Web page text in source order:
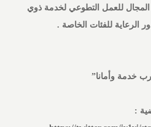
للعمل التطوعي لخدمة ذوي
الرعاية للفئات الخاصة .
خدمة وأمانا”
: